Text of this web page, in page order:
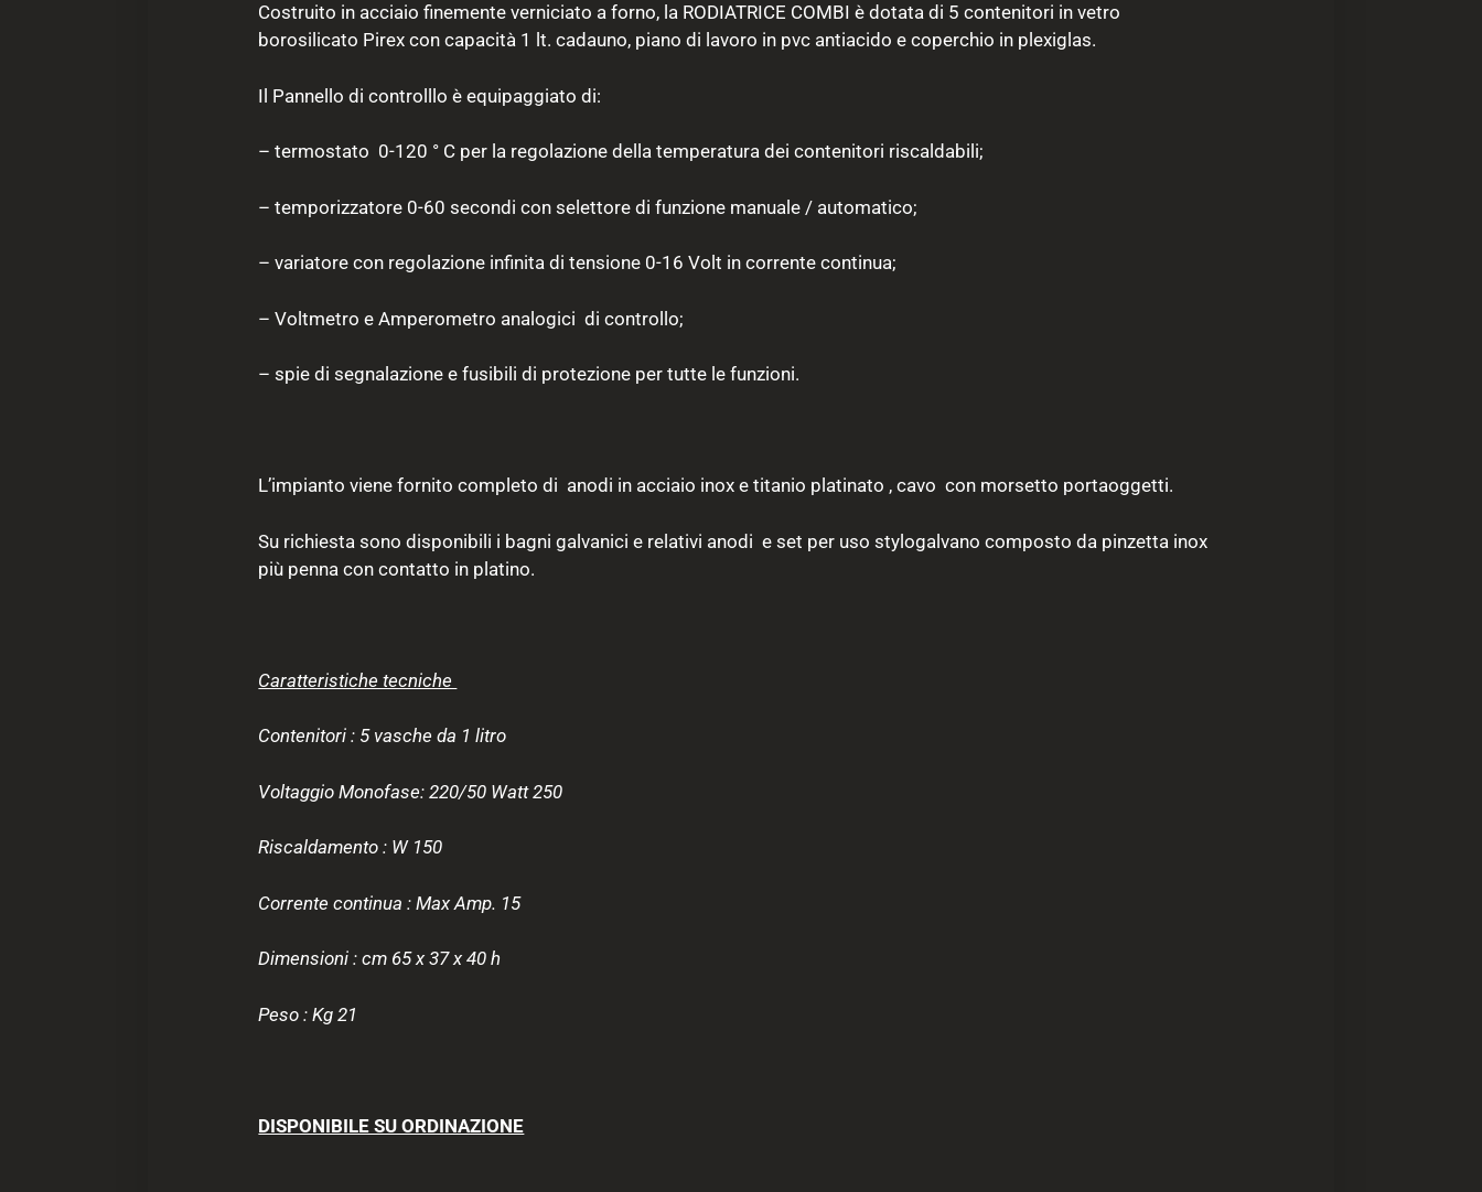
Costruito in acciaio finemente verniciato a forno, la RODIATRICE COMBI è dotata di 5 contenitori in vetro
borosilicato Pirex con capacità 1 lt. cadauno, piano di lavoro in pvc antiacido e coperchio in plexiglas.
Il Pannello di controlllo è equipaggiato di:
– termostato 0-120 ° C per la regolazione della temperatura dei contenitori riscaldabili;
– temporizzatore 0-60 secondi con selettore di funzione manuale / automatico;
– variatore con regolazione infinita di tensione 0-16 Volt in corrente continua;
– Voltmetro e Amperometro analogici di controllo;
– spie di segnalazione e fusibili di protezione per tutte le funzioni.
L’impianto viene fornito completo di anodi in acciaio inox e titanio platinato , cavo con morsetto portaoggetti.
Su richiesta sono disponibili i bagni galvanici e relativi anodi e set per uso stylogalvano composto da pinzetta inox
più penna con contatto in platino.
Caratteristiche tecniche
Contenitori : 5 vasche da 1 litro
Voltaggio Monofase: 220/50 Watt 250
Riscaldamento : W 150
Corrente continua : Max Amp. 15
Dimensioni : cm 65 x 37 x 40 h
Peso : Kg 21
DISPONIBILE SU ORDINAZIONE